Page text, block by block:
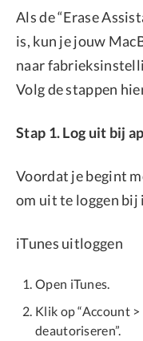
Als de “Erase
is, kun je jouw
naar
Volg de stappen
Stap 1. Log uit bij
Voordat je begint
om uit te loggen bij
iTunes uitloggen
Open iTunes.
Klik op “Account
deautoriseren”.